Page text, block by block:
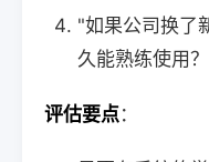
"如果公司换了
久能熟练使用
评估要点：